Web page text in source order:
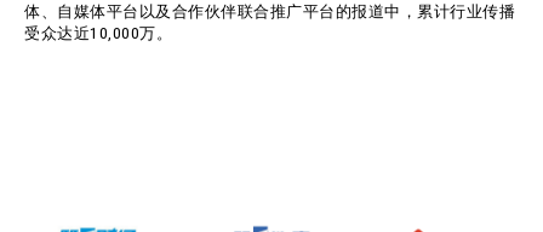
体、自媒体平台以及合作伙伴联合推广平台的报道中，累计行业传播
受众达近10,000万。